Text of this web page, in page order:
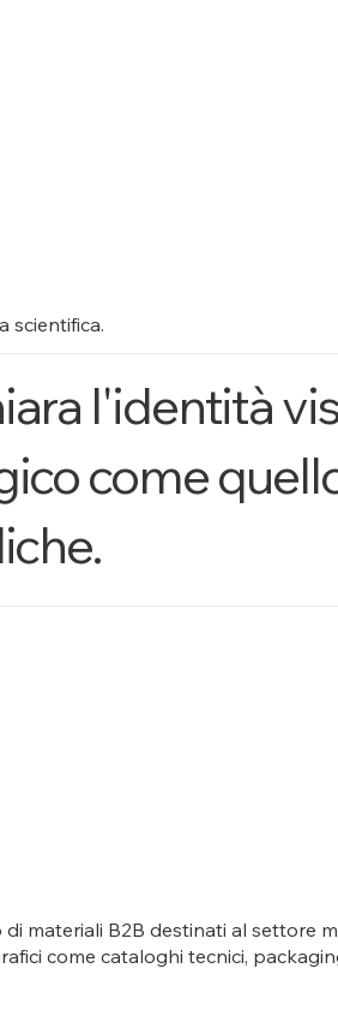
scientifica.
l'identità
come
materiali B2B destinati al settore
come cataloghi tecnici,